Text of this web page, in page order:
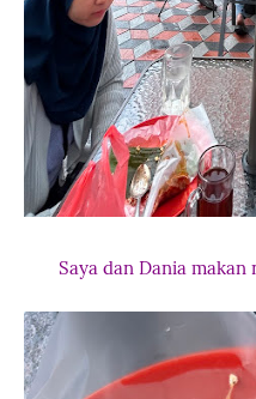
Saya dan Dania